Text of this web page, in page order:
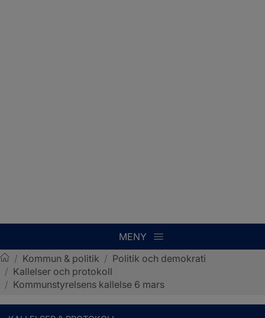
MENY
Sotenäs kommun
/ Kommun & politik / Politik och demokrati
/ Kallelser och protokoll
/ Kommunstyrelsens kallelse 6 mars